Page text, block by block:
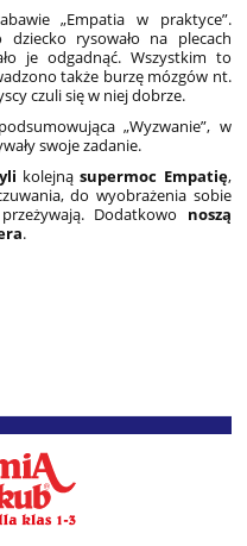
„Empatia w praktyce”.
rysowało na plecach
je odgadnąć. Wszystkim to
także burzę mózgów nt.
czuli się w niej dobrze.
„Wyzwanie”, w
swoje zadanie.
kolejnąsupermoc Empatię,
do wyobrażenia sobie
Dodatkowo noszą
.